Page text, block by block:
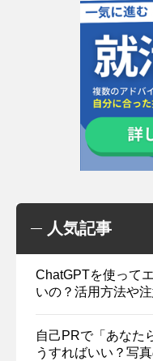
人気記事
ChatGPTを使って
いの？活用方法や注
自己PRで「あなた
うすればいい？写